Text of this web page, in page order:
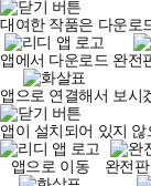
대여한 작품은 다운로
앱에서 다운로드 완전
앱으로 연결해서 보시
앱이 설치되어 있지
앱으로 이동
완전